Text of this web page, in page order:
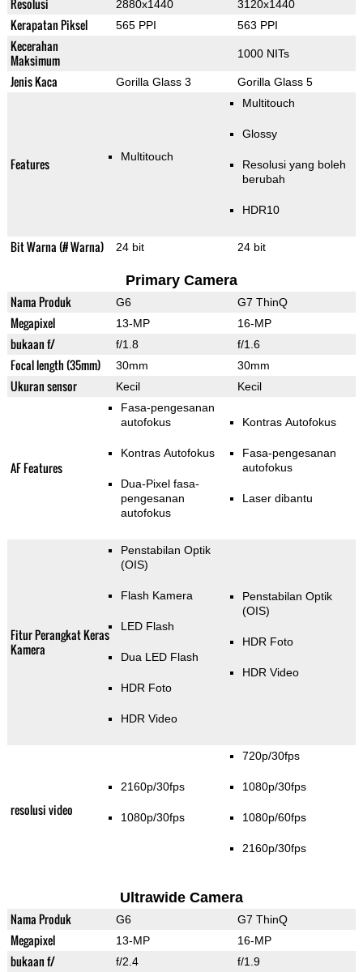
Resolusi 2880x1440 3120x1440
Kerapatan Piksel 565 PPI 563 PPI
Kecerahan
Maksimum
1000 NITs
Jenis Kaca Gorilla Glass 3 Gorilla Glass 5
Features Multitouch
Multitouch
Glossy
Resolusi yang boleh
berubah
HDR10
Bit Warna (# Warna) 24 bit 24 bit
Primary Camera
Nama Produk G6 G7 ThinQ
Megapixel 13-MP 16-MP
bukaan f/ f/1.8 f/1.6
Focal length (35mm) 30mm 30mm
Ukuran sensor Kecil Kecil
AF Features
Fasa-pengesanan
autofokus
Kontras Autofokus
Dua-Pixel fasa-
pengesanan
autofokus
Kontras Autofokus
Fasa-pengesanan
autofokus
Laser dibantu
Fitur Perangkat Keras
Kamera
Penstabilan Optik
(OIS)
Flash Kamera
LED Flash
Dua LED Flash
HDR Foto
HDR Video
Penstabilan Optik
(OIS)
HDR Foto
HDR Video
resolusi video
2160p/30fps
1080p/30fps
720p/30fps
1080p/30fps
1080p/60fps
2160p/30fps
Ultrawide Camera
Nama Produk G6 G7 ThinQ
Megapixel 13-MP 16-MP
bukaan f/ f/2.4 f/1.9